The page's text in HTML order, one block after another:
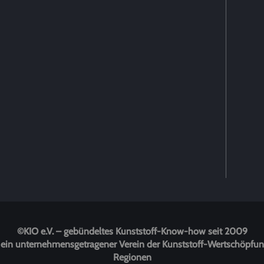
©KIO e.V. – gebündeltes Kunststoff-Know-how seit 2009
unternehmensgetragener Verein der Kunststoff-
Regionen